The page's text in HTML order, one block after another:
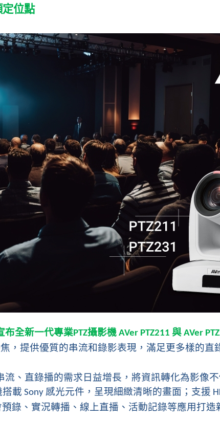
定位點
布全新一代專業PTZ攝影機 AVer PTZ211 與 AVer
，提供優質的串流和錄影表現，滿足更多樣的直
流、直錄播的需求日益增長，將資訊轉化為影像
搭載 Sony 感光元件，呈現細緻清晰的畫面；支援
錄、實況轉播、線上直播、活動記錄等應用打造